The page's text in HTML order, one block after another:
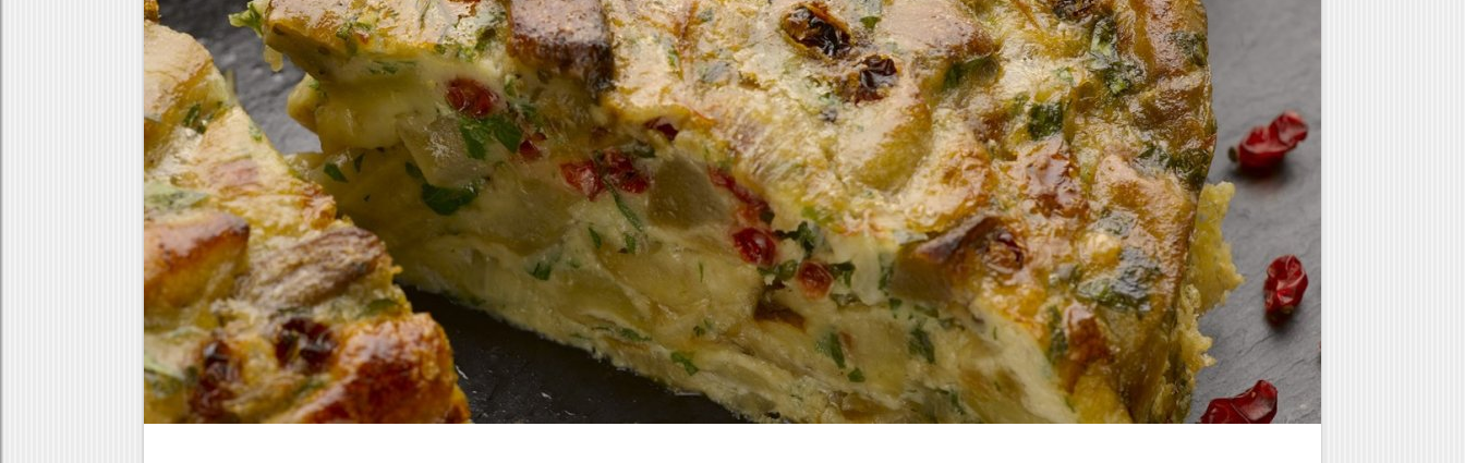
Κρέας Πουλερικά Θαλασσινά Λαχανικά Ζυμαρικά Γλυκά